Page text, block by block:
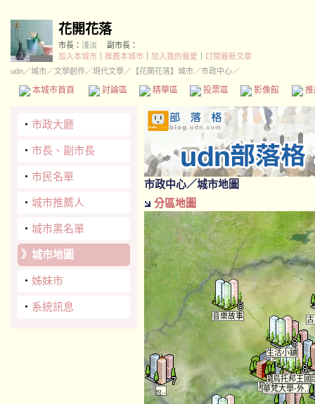
花開花落
市長： 淺淡
副市長：
加入本城市
推薦本城市 加入我的最愛
訂閱最新文章
udn／城市／文學創作／現代文學／ 【花開花落】城市／市政中心／
本城市首頁 討論區 精華區 投票區 影像館
‧ 市政大廳
‧ 市長、副市長
‧ 市民名單
‧ 城市推薦人
‧ 城市黑名單
》 城市地圖
‧ 姊妹市
‧ 系統訊息
市政中心／城市地圖
分區地圖
陽台小站
烏托邦王國
生活小舖
音樂故事
馬英九下台
穎．臨．城．
華梵大學-外..
異
ஜ..
多情世界
易經。 低頭..